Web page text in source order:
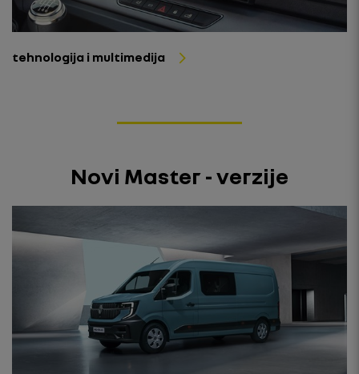
tehnologija i multimedija
Novi Master - verzije